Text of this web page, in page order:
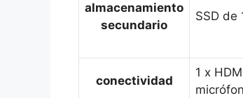
almacenamiento
secundario
SSD de
conectividad
1 x